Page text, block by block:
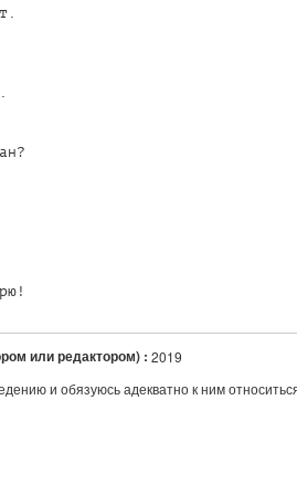
или редактором) : 2019
и обязуюсь адекватно к ним